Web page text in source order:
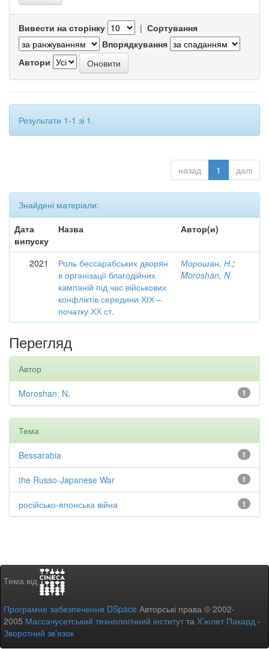
Вивести на сторінку | Сортування
Впорядкування
Автори
Результати 1-1 зі 1.
назад 1 далі
Знайдені матеріали:
Дата
випуску
Назва Автор(и)
2021
Роль бессарабських дворян
в організації благодійних
кампаній під час військових
конфліктів середини ХІХ –
початку ХХ ст.
Морошан, Н.;
Moroshan, N.
Перегляд
Автор
1
Moroshan, N.
Тема
1
Bessarabia
1
the Russo-Japanese War
1
російсько-японська війна
Тема від
Програмне забезпечення DSpace Авторські права © 2002-
2005 Массачусетський технологічний інститутта Х’юлет Пакард -
Зворотний зв’язок